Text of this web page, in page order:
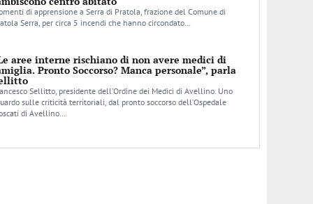
di apprensione a Serra di Pratola, frazione del Comune di
Serra, per circa 5 incendi che hanno circondato…
aree interne rischiano di non avere medici di
Pronto Soccorso? Manca personale”, parla
Sellitto, presidente dell’Ordine dei Medici di Avellino. Uno
sulle criticità territoriali, dal pronto soccorso dell’Ospedale
di Avellino…